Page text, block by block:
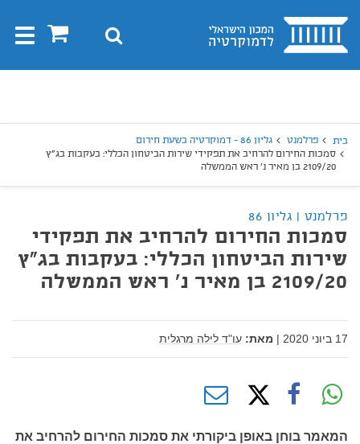
בית 0 חיפוש
בית פרלמנט
גליון 86 - דמוקרטיה בשעת חירום
סמכות החירום להרחיב את תפקידי שירות הביטחון הכללי: בעקבות בג"ץ
2109/20 בן מאיר נ' ראש הממשלה
פרלמנט | גליון 86
סמכות החירום להרחיב את תפקידי
שירות הביטחון הכללי: בעקבות בג"ץ
2109/20 בן מאיר נ' ראש הממשלה
17 ביוני 2020 | מאת: עו"ד לילה מרגלית
המאמר בוחן באופן ביקורתי את סמכות החירום להרחיב את